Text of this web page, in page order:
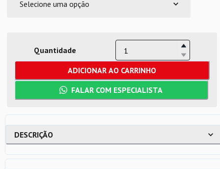
Quantidade
ADICIONAR AO CARRINHO
FALAR COM ESPECIALISTA
DESCRIÇÃO